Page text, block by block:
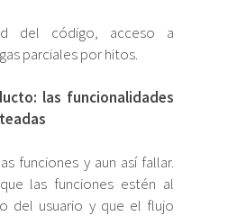
del código, acceso a
parciales por hitos.
las funcionalidades
funciones y aun así fallar.
las funciones estén al
del usuario y que el flujo